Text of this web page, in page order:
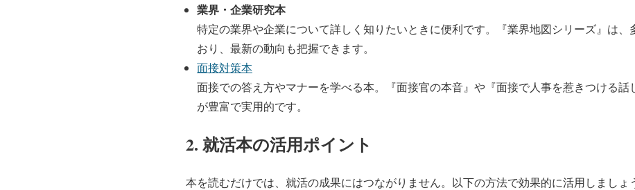
業界・企業研究本
特定の業界や企業について詳しく知りたいときに便利です。『業界地図シリーズ』は、
おり、最新の動向も把握できます。
面接対策本
面接での答え方やマナーを学べる本。『面接官の本音』や『面接で人事を惹きつける話
が豊富で実用的です。
2. 就活本の活用ポイント
本を読むだけでは、就活の成果にはつながりません。以下の方法で効果的に活用しましょ